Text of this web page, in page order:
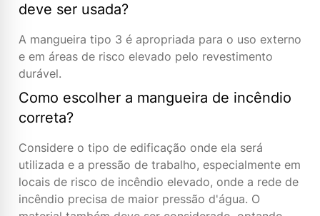
deve ser usada?
A mangueira tipo 3 é apropriada para o uso externo
e em áreas de risco elevado pelo revestimento
durável.
Como escolher a mangueira de incêndio
correta?
Considere o tipo de edificação onde ela será
utilizada e a pressão de trabalho, especialmente em
locais de risco de incêndio elevado, onde a rede de
incêndio precisa de maior pressão d'água. O